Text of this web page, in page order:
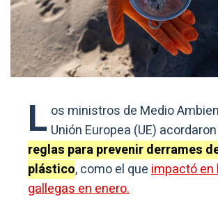
L os ministros de Medio
Unión Europea (UE) acordaron
reglas para prevenir derrames
plástico, como el queimpactó
gallegas en enero.